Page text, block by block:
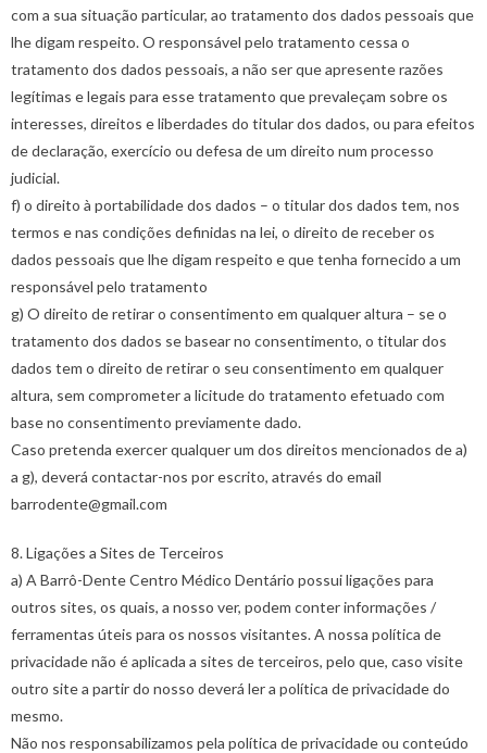
com a sua situação particular, ao tratamento dos dados pessoais que
lhe digam respeito. O responsável pelo tratamento cessa o
tratamento dos dados pessoais, a não ser que apresente razões
legítimas e legais para esse tratamento que prevaleçam sobre os
interesses, direitos e liberdades do titular dos dados, ou para efeitos
de declaração, exercício ou defesa de um direito num processo
judicial.
f) o direito à portabilidade dos dados – o titular dos dados tem, nos
termos e nas condições definidas na lei, o direito de receber os
dados pessoais que lhe digam respeito e que tenha fornecido a um
responsável pelo tratamento
g) O direito de retirar o consentimento em qualquer altura – se o
tratamento dos dados se basear no consentimento, o titular dos
dados tem o direito de retirar o seu consentimento em qualquer
altura, sem comprometer a licitude do tratamento efetuado com
base no consentimento previamente dado.
Caso pretenda exercer qualquer um dos direitos mencionados de a)
a g), deverá contactar-nos por escrito, através do email
barrodente@gmail.com
8. Ligações a Sites de Terceiros
a) A Barrô-Dente Centro Médico Dentário possui ligações para
outros sites, os quais, a nosso ver, podem conter informações /
ferramentas úteis para os nossos visitantes. A nossa política de
privacidade não é aplicada a sites de terceiros, pelo que, caso visite
outro site a partir do nosso deverá ler a política de privacidade do
mesmo.
Não nos responsabilizamos pela política de privacidade ou conteúdo